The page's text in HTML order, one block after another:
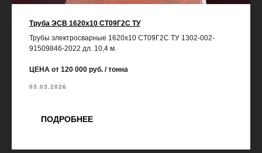
Труба ЭСВ 1620х10 СТ09Г2С ТУ
Трубы электросварные 1620х10 СТ09Г2С ТУ 1302-002-
91509846-2022 дл. 10,4 м.
ЦЕНА от 120 000 руб. / тонна
03.03.2026
ПОДРОБНЕЕ